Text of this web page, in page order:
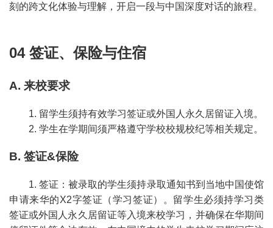
刻的跨文化体验与理解，开启一段与中国深度对话的旅程。
04 签证、保险与住宿
A. 来校要求
1. 留学生须持有效学习签证或外国人永久居留证入境。
2. 学生在学期间须严格遵守学校校规校纪等相关规定。
B. 签证&保险
1. 签证：被录取的学生须持录取通知书到当地中国使馆
申请来华的X2字签证（学习签证）。留学生必须持学习类
签证或外国人永久居留证等入境来校学习，并确保在华期间